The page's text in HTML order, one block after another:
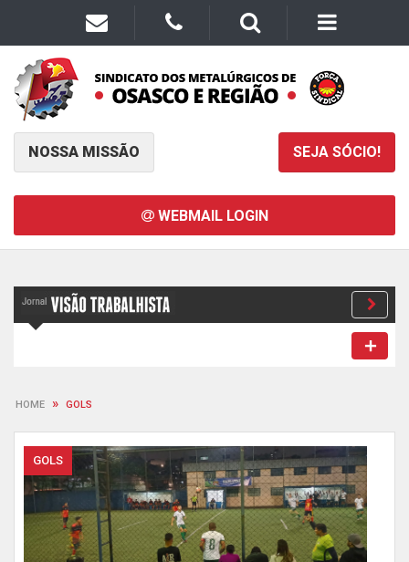
NOSSA MISSÃO SEJA SÓCIO!
WEBMAIL LOGIN
HOME » GOLS
GOLS